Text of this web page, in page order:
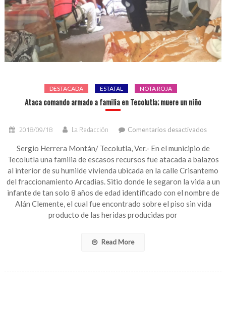
DESTACADA ESTATAL NOTA ROJA
Ataca comando armado a familia en Tecolutla; muere un niño
2018/09/18 La Redacción Comentarios desactivados
familia
en
muere
Sergio Herrera Montán/ Tecolutla, Ver.- En el municipio de
Tecolutla una familia de escasos recursos fue atacada a balazos
al interior de su humilde vivienda ubicada en la calle Crisantemo
del fraccionamiento Arcadias. Sitio donde le segaron la vida a un
infante de tan solo 8 años de edad identificado con el nombre de
Alán Clemente, el cual fue encontrado sobre el piso sin vida
producto de las heridas producidas por
Read More